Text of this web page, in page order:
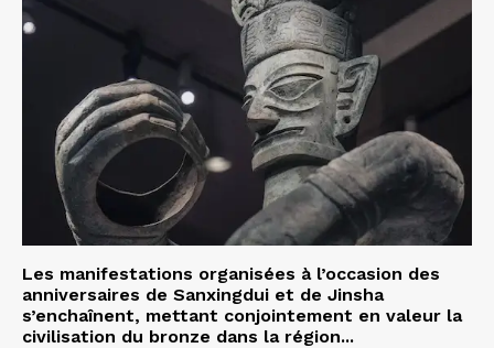
Les manifestations organisées à l’occasion des
anniversaires de Sanxingdui et de Jinsha
s’enchaînent, mettant conjointement en valeur la
civilisation du bronze dans la région...